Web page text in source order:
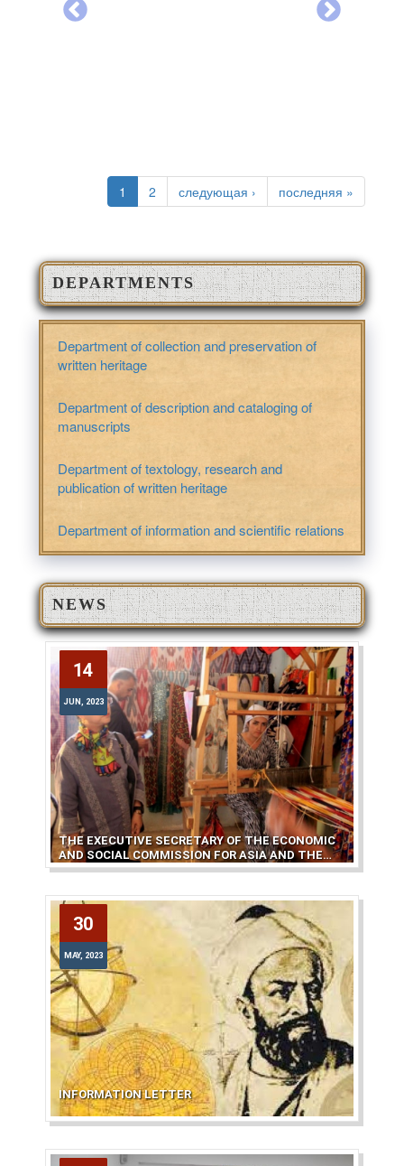
1 2 следующая › последняя »
DEPARTMENTS
Department of collection and preservation of
written heritage
Department of description and cataloging of
manuscripts
Department of textology, research and
publication of written heritage
Department of information and scientific relations
NEWS
14
JUN, 2023
14
JUN, 2023
THE EXECUTIVE SECRETARY OF THE ECONOMIC
AND SOCIAL COMMISSION FOR ASIA AND THE
PACIFIC OF THE UNITED NATIONS
30
MAY, 2023
30
MAY, 2023
INFORMATION LETTER